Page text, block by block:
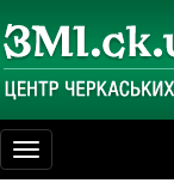
Toggle
navigation